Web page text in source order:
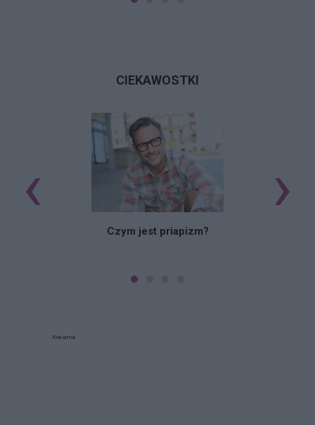
CIEKAWOSTKI
Czym jest priapizm?
‹ ›
Reklama: